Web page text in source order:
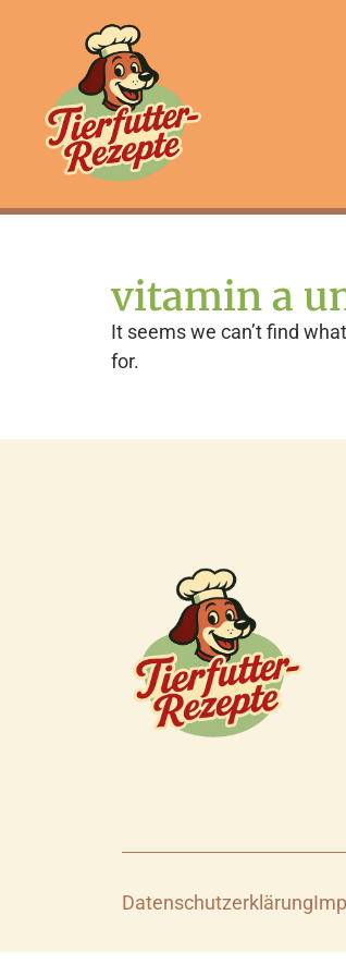
vitamin a
It seems we can’t find
for.
Datenschutzerklärung